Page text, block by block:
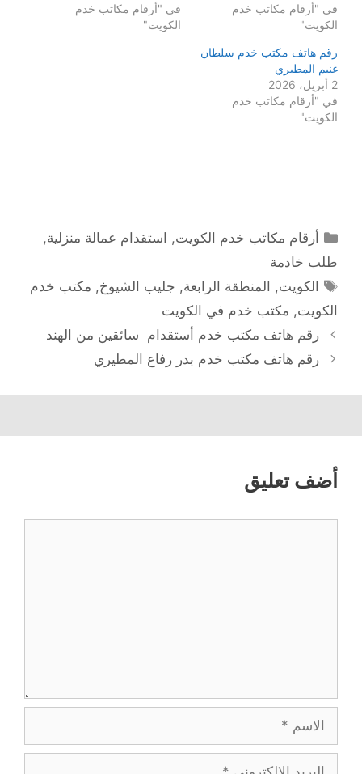
في "أرقام مكاتب خدم
الكويت"
في "أرقام مكاتب خدم
الكويت"
رقم هاتف مكتب خدم سلطان
غنيم المطيري
2 أبريل، 2026
في "أرقام مكاتب خدم
الكويت"
التصنيفات
أرقام مكاتب خدم الكويت, استقدام عمالة منزلية,
طلب خادمة
الوسوم
الكويت, المنطقة الرابعة, جليب الشيوخ, مكتب خدم
الكويت, مكتب خدم في الكويت
رقم هاتف مكتب خدم أستقدام سائقين من الهند
رقم هاتف مكتب خدم بدر رفاع المطيري
أضف تعليق
الاسم
البريد